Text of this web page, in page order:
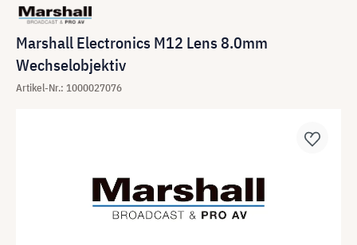
Marshall Electronics M12 Lens 8.0mm
Wechselobjektiv
Artikel-Nr.: 1000027076